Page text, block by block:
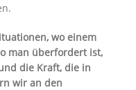
wo einem
man überfordert ist,
die Kraft, die in
wir an den